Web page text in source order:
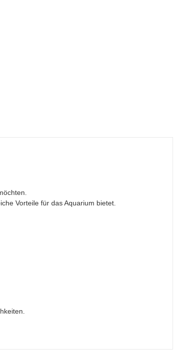
Vorteile für das Aquarium bietet.